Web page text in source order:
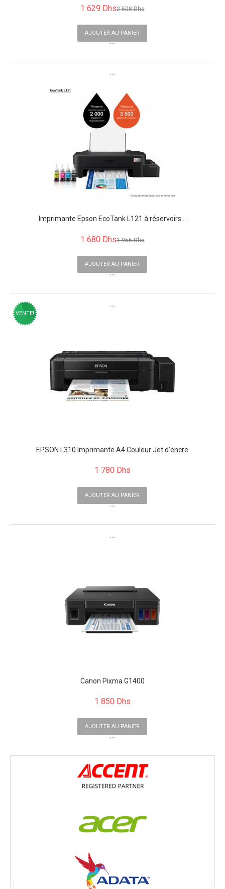
1 629 Dhs2 508 Dhs
AJOUTER AU PANIER
```
```
Imprimante Epson EcoTank L121 à réservoirs...
1 680 Dhs1 956 Dhs
AJOUTER AU PANIER
```
```
VENTE!
EPSON L310 Imprimante A4 Couleur Jet d'encre
1 780 Dhs
AJOUTER AU PANIER
```
```
Canon Pixma G1400
1 850 Dhs
AJOUTER AU PANIER
```